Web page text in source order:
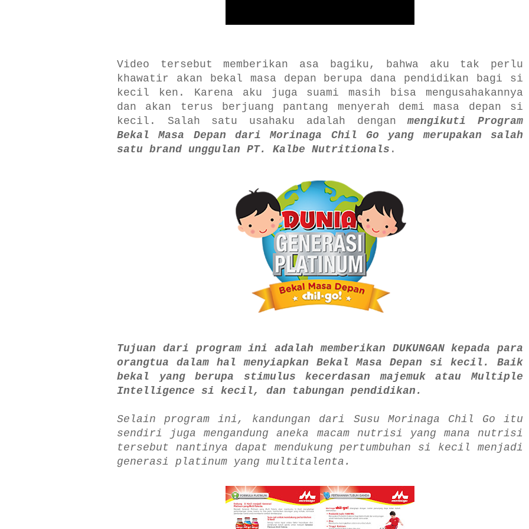
Video tersebut memberikan asa bagiku, bahwa aku tak perlu
khawatir akan bekal masa depan berupa dana pendidikan bagi si
kecil ken. Karena aku juga suami masih bisa mengusahakannya
dan akan terus berjuang pantang menyerah demi masa depan si
kecil. Salah satu usahaku adalah denganmengikuti Program
Bekal Masa Depan dari Morinaga Chil Go yang merupakan salah
satu brand unggulan PT. Kalbe Nutritionals .
Tujuan dari program ini adalah memberikan DUKUNGAN kepada para
orangtua dalam hal menyiapkan Bekal Masa Depan si kecil. Baik
bekal yang berupa stimulus kecerdasan majemuk atau Multiple
Intelligence si kecil, dan tabungan pendidikan.
Selain program ini, kandungan dari Susu Morinaga Chil Go itu
sendiri juga mengandung aneka macam nutrisi yang mana nutrisi
tersebut nantinya dapat mendukung pertumbuhan si kecil menjadi
generasi platinum yang multitalenta.